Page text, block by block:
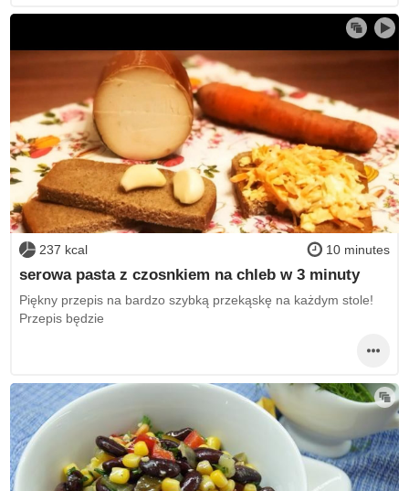
237 kcal 10 minutes
serowa pasta z czosnkiem na chleb w 3 minuty
Piękny przepis na bardzo szybką przekąskę na każdym stole!
Przepis będzie